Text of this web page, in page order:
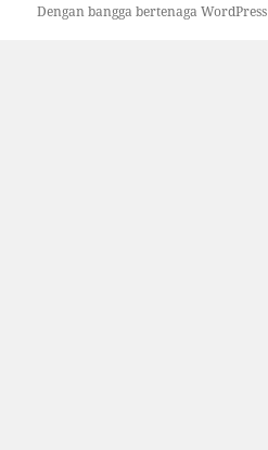
Dengan bangga bertenaga WordPress